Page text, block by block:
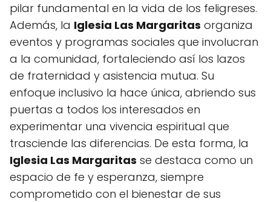
pilar fundamental en la vida de los feligreses.
Además, la Iglesia Las Margaritas organiza
eventos y programas sociales que involucran
a la comunidad, fortaleciendo así los lazos
de fraternidad y asistencia mutua. Su
enfoque inclusivo la hace única, abriendo sus
puertas a todos los interesados en
experimentar una vivencia espiritual que
trasciende las diferencias. De esta forma, la
Iglesia Las Margaritas se destaca como un
espacio de fe y esperanza, siempre
comprometido con el bienestar de sus